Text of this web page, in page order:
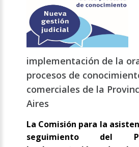
implementación de la
procesos de
comerciales de la
Aires
La Comisión para la
seguimiento del